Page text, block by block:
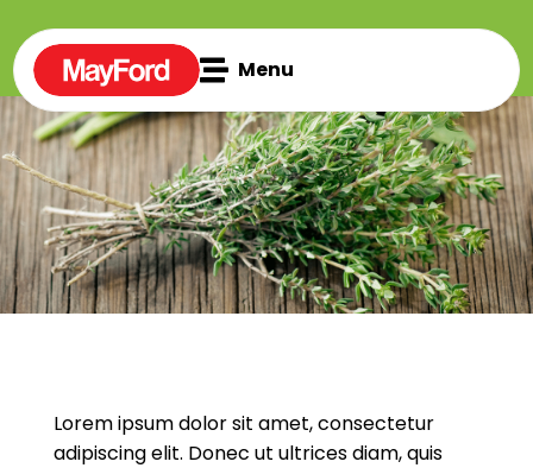
 Menu
Lorem ipsum dolor sit amet, consectetur
adipiscing elit. Donec ut ultrices diam, quis